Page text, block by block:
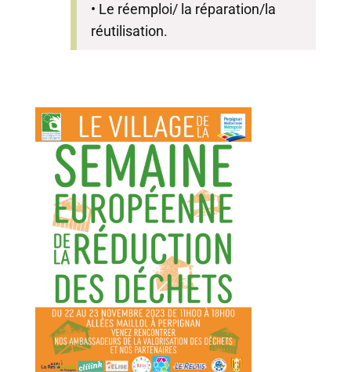
• Le réemploi/ la réparation/la
réutilisation.